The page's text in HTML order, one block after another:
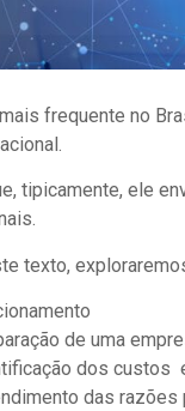
frequente no
tipicamente, ele
texto,
de uma
dos custos
das razões